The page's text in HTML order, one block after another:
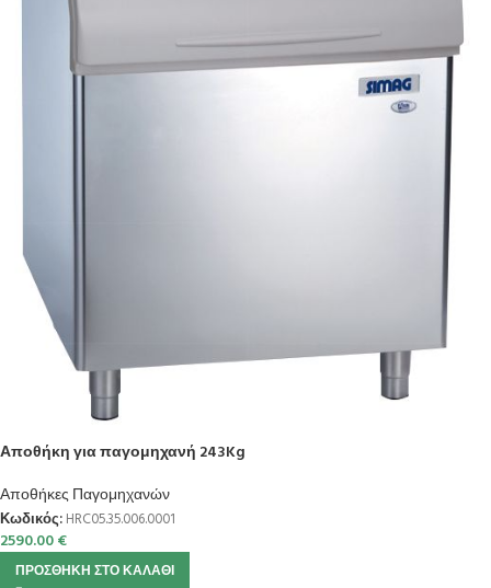
Αποθήκη για παγομηχανή 243Kg
Αποθήκες Παγομηχανών
Κωδικός: HRC05.35.006.0001
2590.00€
ΠΡΟΣΘΉΚΗ ΣΤΟ ΚΑΛΆΘΙ